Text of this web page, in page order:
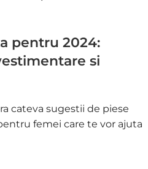
pentru 2024:
si
cateva sugestii de piese
femei care te vor ajuta